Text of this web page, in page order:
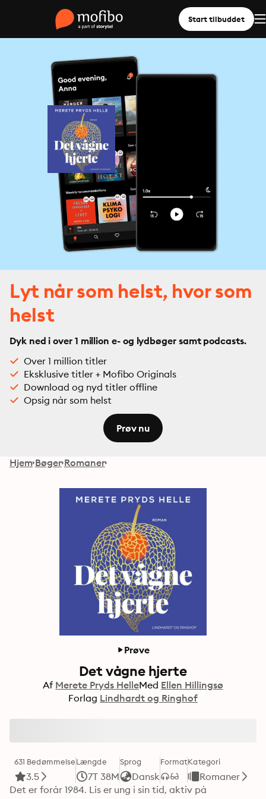
Start tilbuddet
Lyt når som helst, hvor som
helst
Dyk ned i over 1 million e- og lydbøger samt podcasts.
Over 1 million titler
Eksklusive titler + Mofibo Originals
Download og nyd titler offline
Opsig når som helst
Prøv nu
Hjem Bøger Romaner
Prøve
Det vågne hjerte
Af Merete Pryds HelleMed Ellen Hillingsø
Forlag Lindhardt og Ringhof
631 Bedømmelse
3.5
Længde
7T 38M
Sprog
Dansk
FormatKategori
Romaner
Det er forår 1984. Lis er ung i sin tid, aktiv på